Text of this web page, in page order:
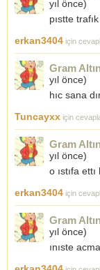
yıl önce)
pıstte
erkan3404 için
Gram
yıl önce)
hıc sana
Tuncayxx için
Gram
yıl önce)
o ıstıfa
erkan3404 için
Gram
yıl önce)
ınıste